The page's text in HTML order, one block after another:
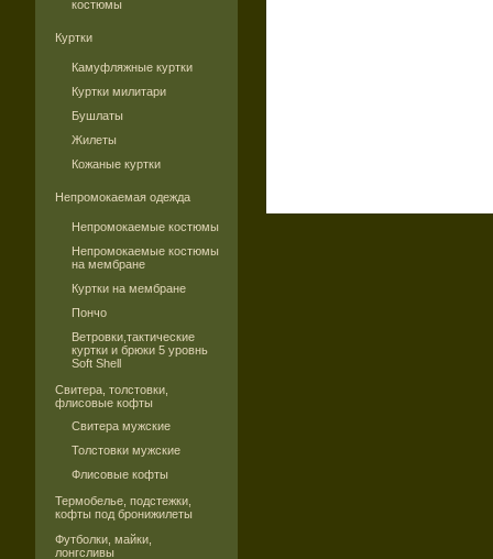
костюмы
Куртки
Камуфляжные куртки
Куртки милитари
Бушлаты
Жилеты
Кожаные куртки
Непромокаемая одежда
Непромокаемые костюмы
Непромокаемые костюмы
на мембране
Куртки на мембране
Пончо
Ветровки,тактические
куртки и брюки 5 уровнь
Soft Shell
Свитера, толстовки,
флисовые кофты
Свитера мужские
Толстовки мужские
Флисовые кофты
Термобелье, подстежки,
кофты под бронижилеты
Футболки, майки,
лонгсливы